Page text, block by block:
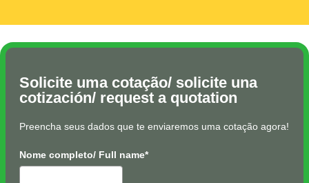
Solicite uma cotação/ solicite una
cotización/ request a quotation
Preencha seus dados que te enviaremos uma cotação agora!
Nome completo/ Full name*